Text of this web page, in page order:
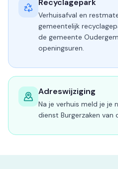
Recyclagepark
Verhuisafval en
gemeentelijk
de gemeente
openingsuren.
Adreswijziging
Na je verhuis meld je je
dienst Burgerzaken van